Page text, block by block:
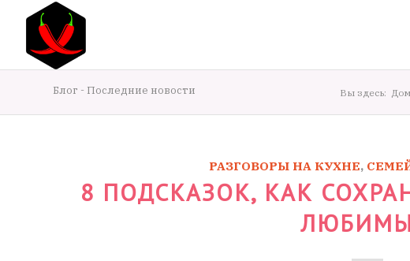
Блог - Последние новости Вы здесь:
РАЗГОВОРЫ НА КУХНЕ,
8 ПОДСКАЗОК, КАК